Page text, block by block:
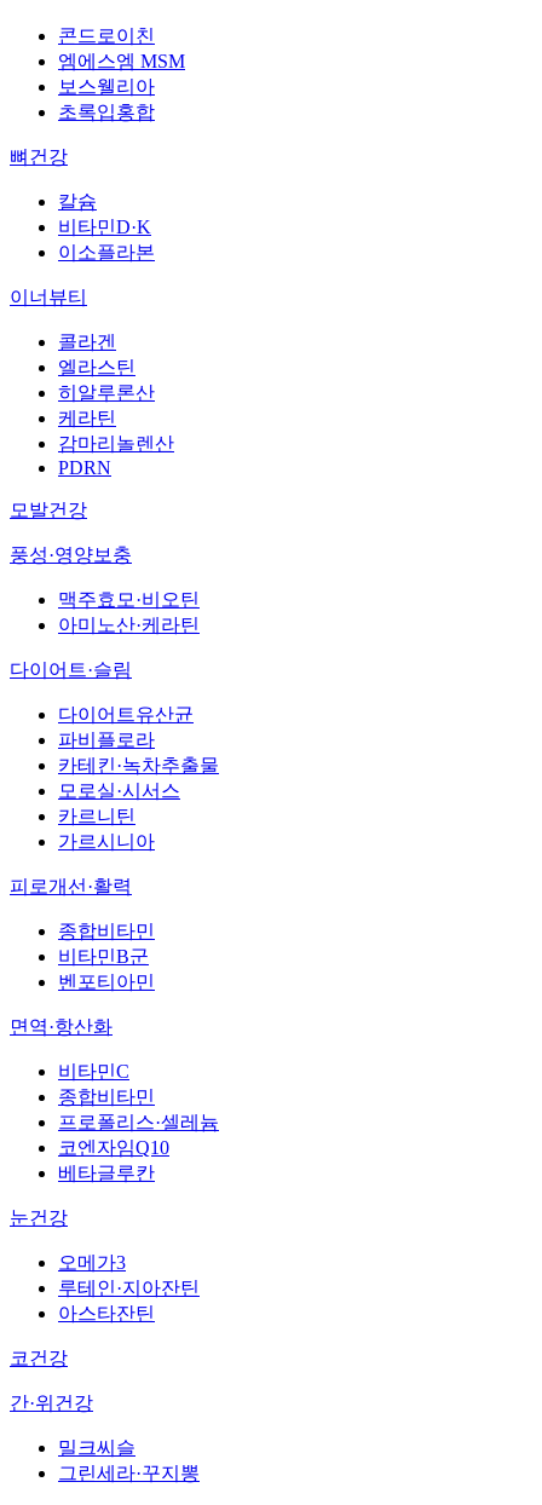
콘드로이친
엠에스엠 MSM
보스웰리아
초록입홍합
뼈건강
칼슘
비타민D·K
이소플라본
이너뷰티
콜라겐
엘라스틴
히알루론산
케라틴
감마리놀렌산
PDRN
모발건강
풍성·영양보충
맥주효모·비오틴
아미노산·케라틴
다이어트·슬림
다이어트유산균
파비플로라
카테킨·녹차추출물
모로실·시서스
카르니틴
가르시니아
피로개선·활력
종합비타민
비타민B군
벤포티아민
면역·항산화
비타민C
종합비타민
프로폴리스·셀레늄
코엔자임Q10
베타글루칸
눈건강
오메가3
루테인·지아잔틴
아스타잔틴
코건강
간·위건강
밀크씨슬
그린세라·꾸지뽕